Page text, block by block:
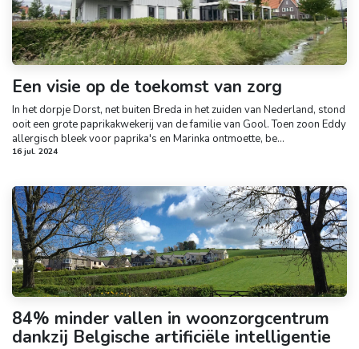
Een visie op de toekomst van zorg
In het dorpje Dorst, net buiten Breda in het zuiden van Nederland, stond
ooit een grote paprikakwekerij van de familie van Gool. Toen zoon Eddy
allergisch bleek voor paprika's en Marinka ontmoette, be...
16 jul. 2024
84% minder vallen in woonzorgcentrum
dankzij Belgische artificiële intelligentie